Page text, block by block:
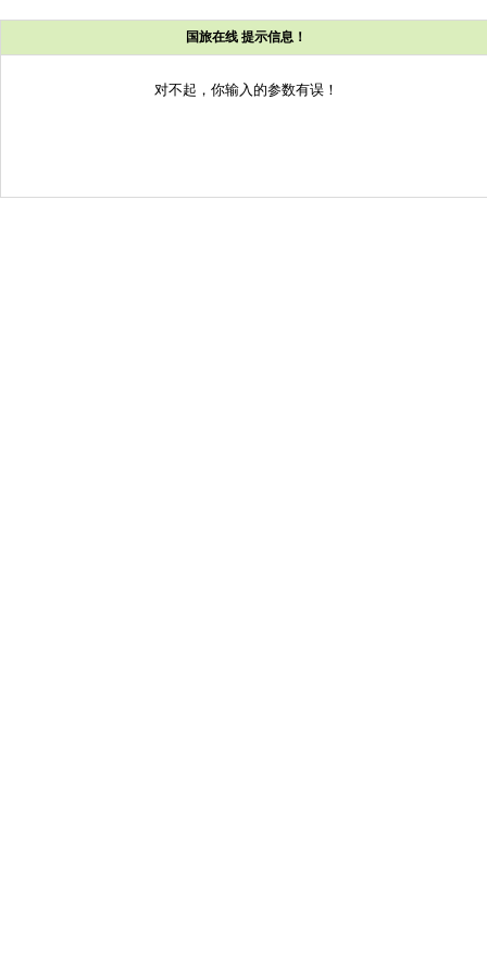
国旅在线 提示信息！
对不起，你输入的参数有误！